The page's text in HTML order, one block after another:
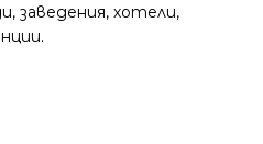
заведения, хотели,